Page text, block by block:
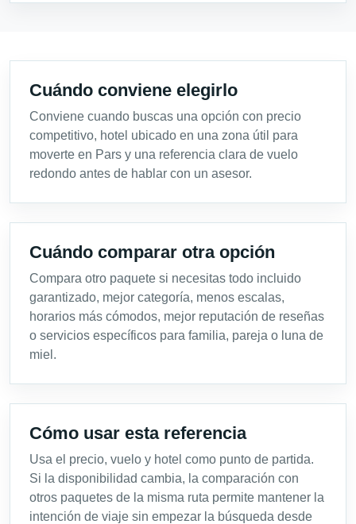
Cuándo conviene elegirlo
Conviene cuando buscas una opción con precio
competitivo, hotel ubicado en una zona útil para
moverte en Pars y una referencia clara de vuelo
redondo antes de hablar con un asesor.
Cuándo comparar otra opción
Compara otro paquete si necesitas todo incluido
garantizado, mejor categoría, menos escalas,
horarios más cómodos, mejor reputación de reseñas
o servicios específicos para familia, pareja o luna de
miel.
Cómo usar esta referencia
Usa el precio, vuelo y hotel como punto de partida.
Si la disponibilidad cambia, la comparación con
otros paquetes de la misma ruta permite mantener la
intención de viaje sin empezar la búsqueda desde